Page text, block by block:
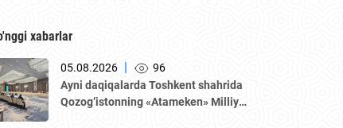
xabarlar
05.08.2026 |
96
Аyni daqiqalarda Toshkent shahrida
Qozogʼistonning «Аtameken» Milliy